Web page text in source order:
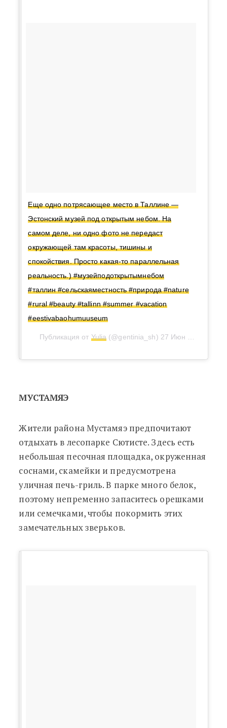
Еще одно потрясающее место в Таллине —
Эстонский музей под открытым небом. На
самом деле, ни одно фото не передаст
окружающей там красоты, тишины и
спокойствия. Просто какая-то параллельная
реальность.) #музейподоткрытымнебом
#таллин #сельскаяместность #природа #nature
#rural #beauty #tallinn #summer #vacation
#eestivabaohumuuseum
Публикация от Yulia (@gentinia_sh) 27 Июн 2018 в 1:35 PDT
МУСТАМЯЭ
Жители района Мустамяэ предпочитают
отдыхать в лесопарке Сютисте. Здесь есть
небольшая песочная площадка, окруженная
соснами, скамейки и предусмотрена
уличная печь-гриль. В парке много белок,
поэтому непременно запаситесь орешками
или семечками, чтобы покормить этих
замечательных зверьков.